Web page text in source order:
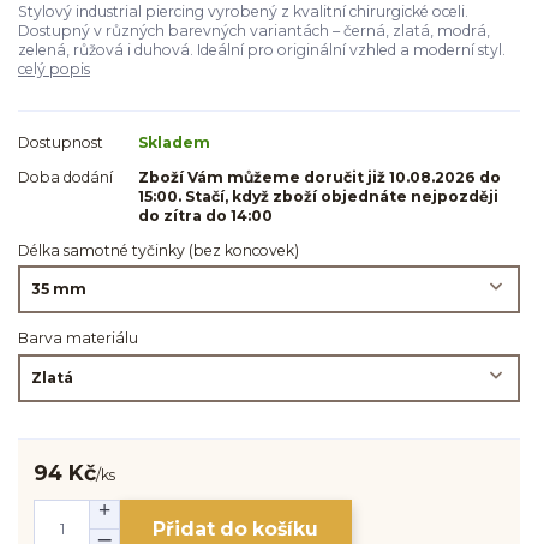
Stylový industrial piercing vyrobený z kvalitní chirurgické oceli.
Dostupný v různých barevných variantách – černá, zlatá, modrá,
zelená, růžová i duhová. Ideální pro originální vzhled a moderní styl.
celý popis
Dostupnost
Skladem
Doba dodání
Zboží Vám můžeme doručit již 10.08.2026 do
15:00. Stačí, když zboží objednáte nejpozději
do zítra do 14:00
Délka samotné tyčinky (bez koncovek)
Barva materiálu
94 Kč/ks
Přidat do košíku